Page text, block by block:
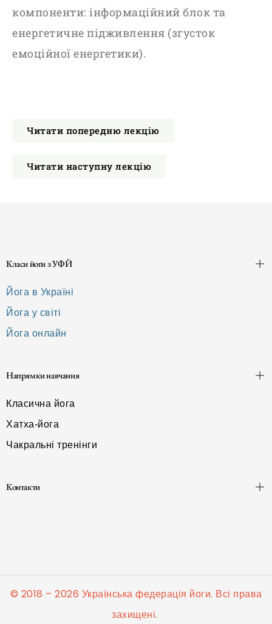
компоненти: інформаційний блок та
енергетичне підживлення (згусток
емоційної енергетики).
Читати попередню лекцію
Читати наступну лекцію
Класи йоґи з УФЙ
Йога в Україні
Йога у світі
Йога онлайн
Напрямки навчання
Класична йога
Хатха-йога
Чакральні тренінги
Контакти
© 2018 – 2026 Українська федерація йоги. Всі права
захищені.